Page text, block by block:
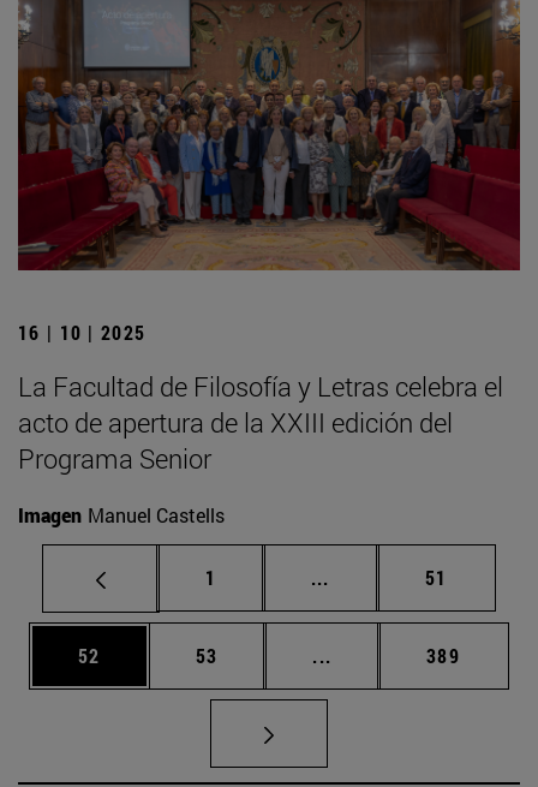
16 | 10 | 2025
La Facultad de Filosofía y Letras celebra el
acto de apertura de la XXIII edición del
Programa Senior
Imagen Manuel Castells
Página
1 ... Páginas intermedias
Página
51
Página
52 Página
53 ... Páginas intermedias
Página
389